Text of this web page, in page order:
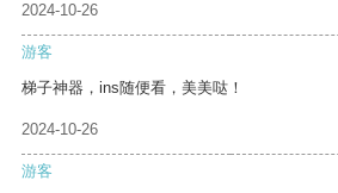
2024-10-26
游客
梯子神器，ins随便看，美美哒！
2024-10-26
游客